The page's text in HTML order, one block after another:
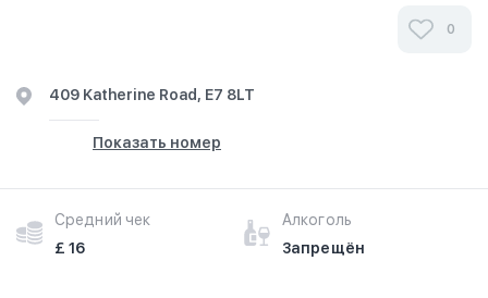
0
409 Katherine Road, E7 8LT
Показать номер
Средний чек
£ 16
Алкоголь
Запрещён